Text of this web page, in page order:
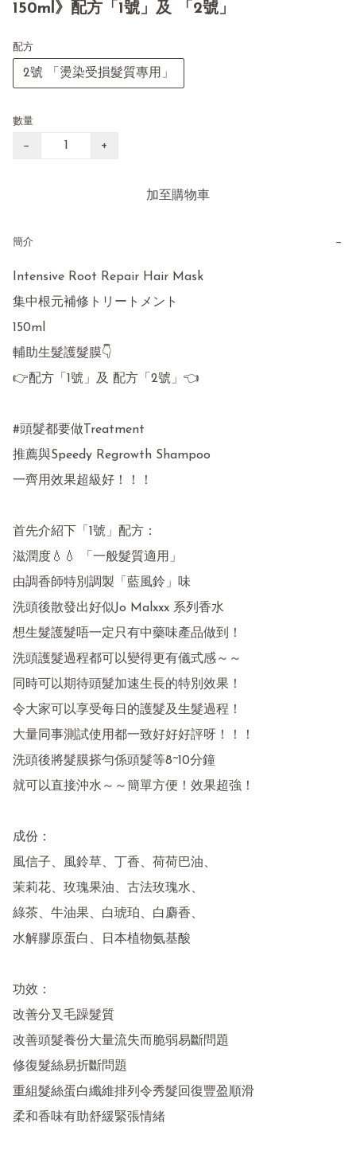
150ml》配方「1號」及 「2號」
配方
2號 「燙染受損髮質專用」
數量
− +
加至購物車
簡介 −
Intensive Root Repair Hair Mask
集中根元補修トリートメント
150ml
輔助生髮護髮膜👇
👉配方「1號」及 配方「2號」👈
#頭髮都要做Treatment
推薦與Speedy Regrowth Shampoo
一齊用效果超級好！！！
首先介紹下「1號」配方：
滋潤度💧💧 「一般髮質適用」
由調香師特別調製「藍風鈴」味
洗頭後散發出好似Jo Malxxx 系列香水
想生髮護髮唔一定只有中藥味產品做到！
洗頭護髮過程都可以變得更有儀式感～～
同時可以期待頭髮加速生長的特別效果！
令大家可以享受每日的護髮及生髮過程！
大量同事測試使用都一致好好好評呀！！！
洗頭後將髮膜搽勻係頭髮等8~10分鐘
就可以直接沖水～～簡單方便！效果超強！
成份：
風信子、風鈴草、丁香、荷荷巴油、
茉莉花、玫瑰果油、古法玫瑰水、
綠茶、牛油果、白琥珀、白麝香、
水解膠原蛋白、日本植物氨基酸
功效：
改善分叉毛躁髮質
改善頭髮養份大量流失而脆弱易斷問題
修復髮絲易折斷問題
重組髮絲蛋白纖維排列令秀髮回復豐盈順滑
柔和香味有助舒緩緊張情緒